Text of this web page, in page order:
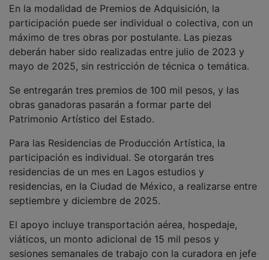
En la modalidad de Premios de Adquisición, la
participación puede ser individual o colectiva, con un
máximo de tres obras por postulante. Las piezas
deberán haber sido realizadas entre julio de 2023 y
mayo de 2025, sin restricción de técnica o temática.
Se entregarán tres premios de 100 mil pesos, y las
obras ganadoras pasarán a formar parte del
Patrimonio Artístico del Estado.
Para las Residencias de Producción Artística, la
participación es individual. Se otorgarán tres
residencias de un mes en Lagos estudios y
residencias, en la Ciudad de México, a realizarse entre
septiembre y diciembre de 2025.
El apoyo incluye transportación aérea, hospedaje,
viáticos, un monto adicional de 15 mil pesos y
sesiones semanales de trabajo con la curadora en jefe